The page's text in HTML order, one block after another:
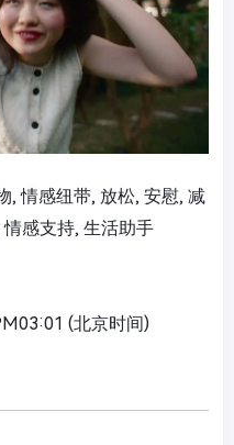
, 情感纽带, 放松, 安慰, 减
感支持, 生活助手
(北京时间)